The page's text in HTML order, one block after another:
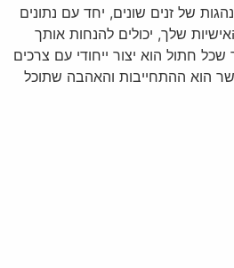
של זנים שונים, יחד עם נתונים
שלך, יכולים להנחות אותך
שכל חתול הוא יצור ייחודי עם צרכים
הוא ההתחייבות והאהבה שתוכל